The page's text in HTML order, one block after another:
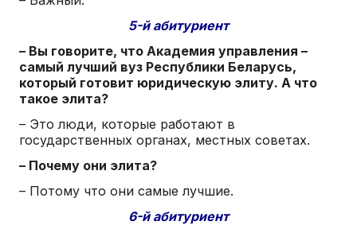
5-й абитуриент
– Вы говорите, что Академия управления –
самый лучший вуз Республики Беларусь,
который готовит юридическую элиту. А что
такое элита?
– Это люди, которые работают в
государственных органах, местных советах.
– Почему они элита?
– Потому что они самые лучшие.
6-й абитуриент